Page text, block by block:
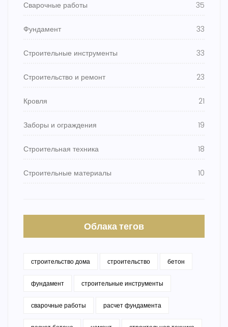
Сварочные работы 35
Фундамент 33
Строительные инструменты 33
Строительство и ремонт 23
Кровля 21
Заборы и ограждения 19
Строительная техника 18
Строительные материалы 10
Облака тегов
строительство дома строительство бетон
фундамент строительные инструменты
сварочные работы расчет фундамента